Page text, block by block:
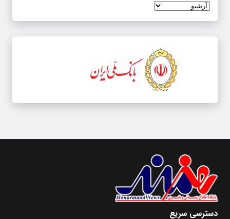
دسترسی سریع